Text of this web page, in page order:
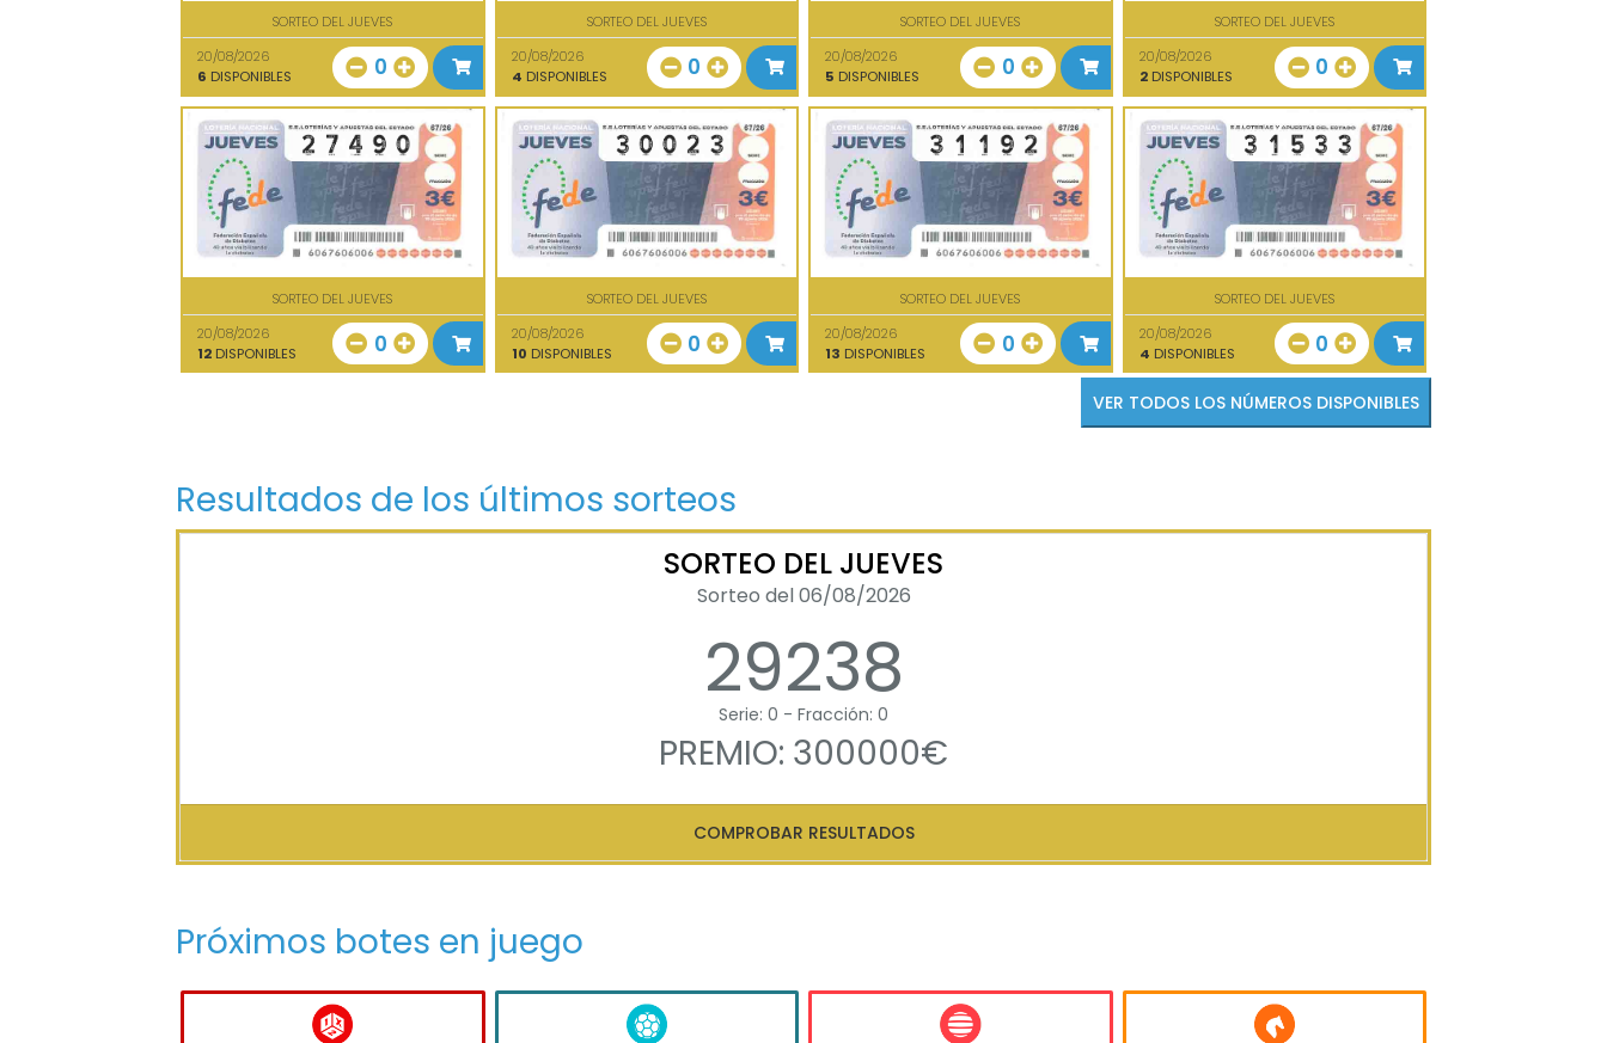
SORTEO DEL JUEVES
20/08/2026
6 DISPONIBLES 0
SORTEO DEL JUEVES
20/08/2026
4 DISPONIBLES 0
SORTEO DEL JUEVES
20/08/2026
5 DISPONIBLES 0
SORTEO DEL JUEVES
20/08/2026
2DISPONIBLES 0
SORTEO DEL JUEVES
20/08/2026
12 DISPONIBLES 0
SORTEO DEL JUEVES
20/08/2026
10 DISPONIBLES 0
SORTEO DEL JUEVES
20/08/2026
13 DISPONIBLES 0
SORTEO DEL JUEVES
20/08/2026
4 DISPONIBLES 0
VER TODOS LOS NÚMEROS DISPONIBLES
Resultados de los últimos sorteos
SORTEO DEL JUEVES
Sorteo del 06/08/2026
29238
Serie: 0 - Fracción: 0
PREMIO: 300000€
COMPROBAR RESULTADOS
Próximos botes en juego